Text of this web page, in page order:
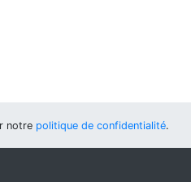
notre politique de confidentialité.